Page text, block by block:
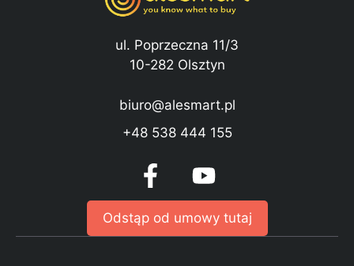
ul. Poprzeczna 11/3
10-282 Olsztyn
biuro@alesmart.pl
+48 538 444 155
Odstąp od umowy tutaj